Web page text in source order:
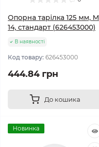
Опорна тарілка 125 мм, M
14, стандарт (626453000)
В наявності
Код товару: 626453000
444.84 грн
До кошика
Новинка